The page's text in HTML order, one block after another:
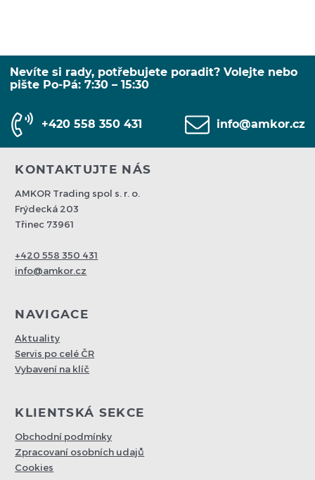
Nevíte si rady, potřebujete poradit? Volejte nebo
pište Po-Pá: 7:30 – 15:30
+420 558 350 431 info@amkor.cz
KONTAKTUJTE NÁS
AMKOR Trading spol s. r. o.
Frýdecká 203
Třinec 73961
+420 558 350 431
info@amkor.cz
NAVIGACE
Aktuality
Servis po celé ČR
Vybavení na klíč
KLIENTSKÁ SEKCE
Obchodní podmínky
Zpracovaní osobních udajů
Cookies